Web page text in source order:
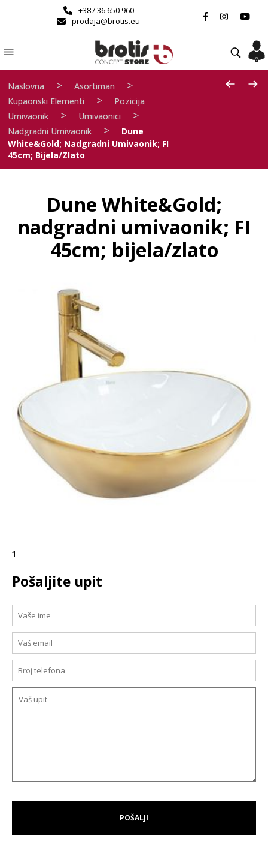
+387 36 650 960
prodaja@brotis.eu
Naslovna > Asortiman >
Kupaonski Elementi >
Pozicija
Umivaonik
> Umivaonici >
Nadgradni Umivaonik >
Dune
White&Gold; Nadgradni Umivaonik; FI
45cm; Bijela/zlato
Dune White&Gold;
nadgradni umivaonik; FI
45cm; bijela/zlato
1
Pošaljite upit